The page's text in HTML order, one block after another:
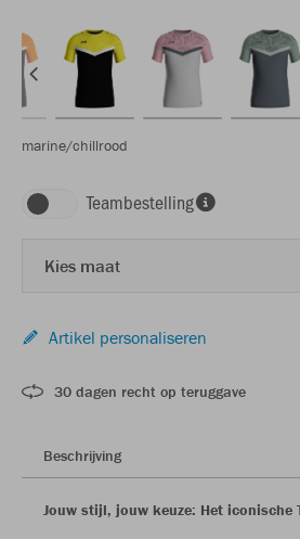
marine/chillrood
Teambestelling
Kies maat
Artikel personaliseren
30 dagen recht op teruggave
Beschrijving
Jouw stijl, jouw keuze: Het iconische